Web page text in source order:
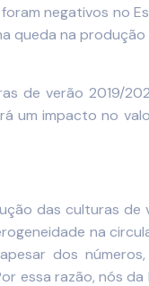
negativos no
queda na produção
de verão 2019/
um impacto no
das culturas de
na
dos
essa razão, nós da